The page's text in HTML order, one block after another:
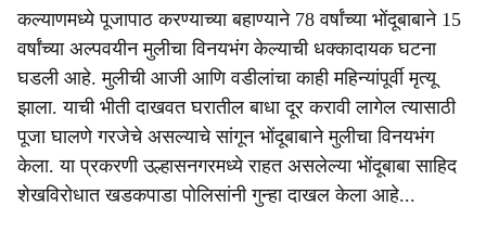
कल्याणमध्ये पूजापाठ करण्याच्या बहाण्याने 78 वर्षांच्या भोंदूबाबाने 15
वर्षांच्या अल्पवयीन मुलीचा विनयभंग केल्याची धक्कादायक घटना
घडली आहे. मुलीची आजी आणि वडीलांचा काही महिन्यांपूर्वी मृत्यू
झाला. याची भीती दाखवत घरातील बाधा दूर करावी लागेल त्यासाठी
पूजा घालणे गरजेचे असल्याचे सांगून भोंदूबाबाने मुलीचा विनयभंग
केला. या प्रकरणी उल्हासनगरमध्ये राहत असलेल्या भोंदूबाबा साहिद
शेखविरोधात खडकपाडा पोलिसांनी गुन्हा दाखल केला आहे...